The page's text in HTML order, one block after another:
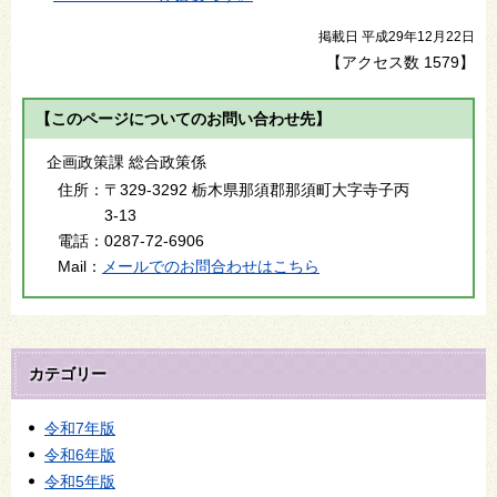
掲載日 平成29年12月22日
【アクセス数 1579】
【このページについてのお問い合わせ先】
企画政策課 総合政策係
住所： 〒329-3292 栃木県那須郡那須町大字寺子丙
3-13
電話： 0287-72-6906
Mail：
メールでのお問合わせはこちら
カテゴリー
令和7年版
令和6年版
令和5年版